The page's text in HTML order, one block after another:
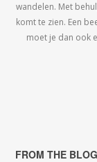
wandelen. Met
komt te zien. Een
moet je dan ook
FROM THE BLOG